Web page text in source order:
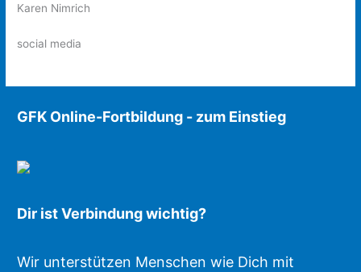
Karen Nimrich
social media
GFK Online-Fortbildung - zum Einstieg
Dir ist Verbindung wichtig?
Wir unterstützen Menschen wie Dich mit